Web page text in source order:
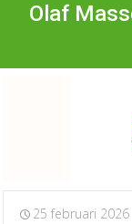
Olaf
25 februari 2026